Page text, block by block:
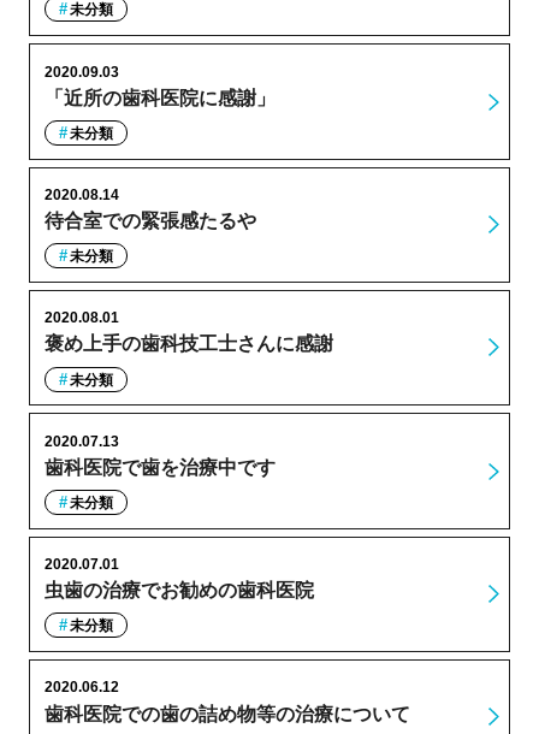
未分類
「近所の歯科医院に感謝」
2020.09.03
未分類
待合室での緊張感たるや
2020.08.14
未分類
褒め上手の歯科技工士さんに感謝
2020.08.01
未分類
歯科医院で歯を治療中です
2020.07.13
未分類
虫歯の治療でお勧めの歯科医院
2020.07.01
未分類
歯科医院での歯の詰め物等の治療について
2020.06.12